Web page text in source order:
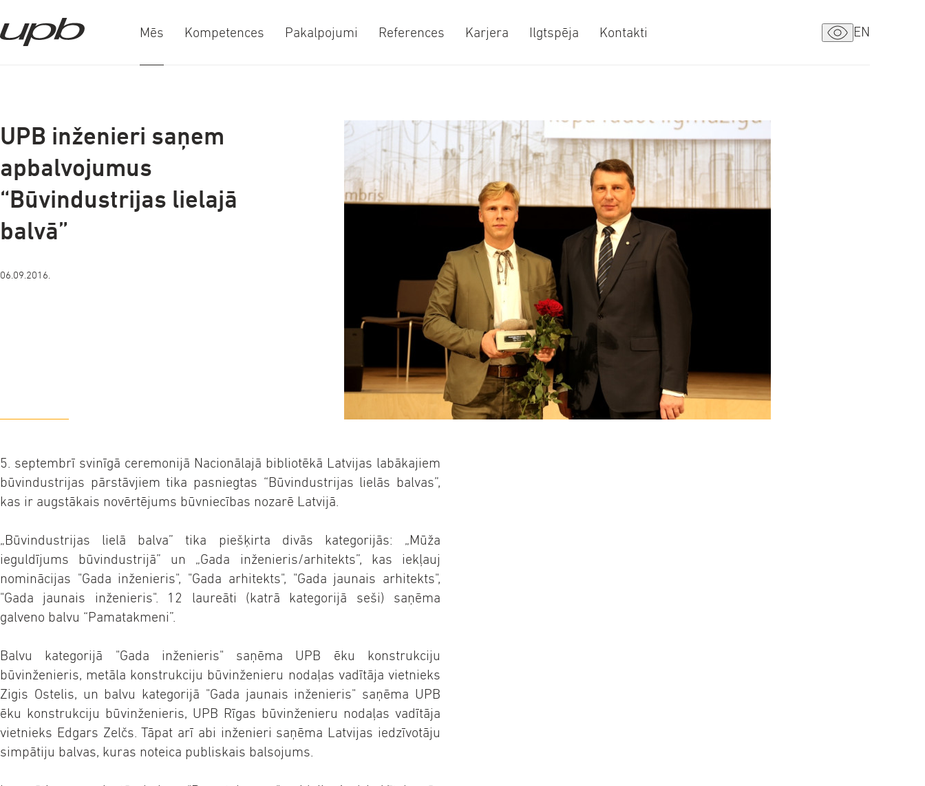
Mēs Kompetences Pakalpojumi References Karjera Ilgtspēja Kontakti EN
UPB inženieri saņem
apbalvojumus
“Būvindustrijas lielajā
balvā”
06.09.2016.
5. septembrī svinīgā ceremonijā Nacionālajā bibliotēkā Latvijas labākajiem
būvindustrijas pārstāvjiem tika pasniegtas “Būvindustrijas lielās balvas”,
kas ir augstākais novērtējums būvniecības nozarē Latvijā.
„Būvindustrijas lielā balva” tika piešķirta divās kategorijās: „Mūža
ieguldījums būvindustrijā” un „Gada inženieris/arhitekts”, kas iekļauj
nominācijas "Gada inženieris", "Gada arhitekts", "Gada jaunais arhitekts",
"Gada jaunais inženieris". 12 laureāti (katrā kategorijā seši) saņēma
galveno balvu “Pamatakmeni”.
Balvu kategorijā "Gada inženieris" saņēma UPB ēku konstrukciju
būvinženieris, metāla konstrukciju būvinženieru nodaļas vadītāja vietnieks
Zigis Ostelis, un balvu kategorijā "Gada jaunais inženieris" saņēma UPB
ēku konstrukciju būvinženieris, UPB Rīgas būvinženieru nodaļas vadītāja
vietnieks Edgars Zelčs. Tāpat arī abi inženieri saņēma Latvijas iedzīvotāju
simpātiju balvas, kuras noteica publiskais balsojums.